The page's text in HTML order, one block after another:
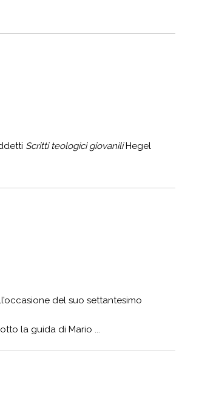
Scritti teologici giovaniliHegel
del suo settantesimo
la guida di Mario ...